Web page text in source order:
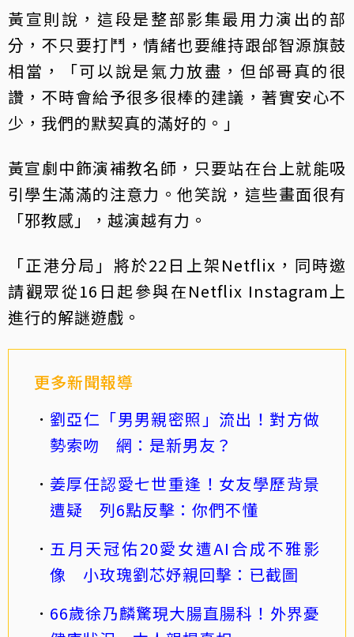
黃宣則說，這段是整部影集最用力演出的部
分，不只要打鬥，情緒也要維持跟邰智源旗鼓
相當，「可以說是氣力放盡，但邰哥真的很
讚，不時會給予很多很棒的建議，著實安心不
少，我們的默契真的滿好的。」
黃宣劇中飾演補教名師，只要站在台上就能吸
引學生滿滿的注意力。他笑說，這些畫面很有
「邪教感」，越演越有力。
「正港分局」將於22日上架Netflix，同時邀
請觀眾從16日起參與在Netflix Instagram上
進行的解謎遊戲。
更多新聞報導
劉亞仁「男男親密照」流出！對方做
勢索吻 網：是新男友？
姜厚任認愛七世重逢！女友學歷背景
遭疑 列6點反擊：你們不懂
五月天冠佑20愛女遭AI合成不雅影
像 小玫瑰劉芯妤親回擊：已截圖
66歲徐乃麟驚現大腸直腸科！外界憂